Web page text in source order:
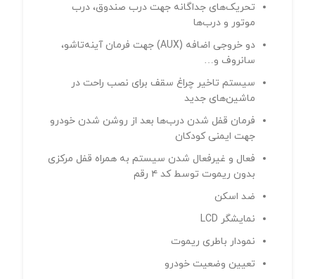
تحریک‌های جداگانه جهت درب صندوق، درب
موتور و درب‌ها
دو خروجی اضافه (AUX) جهت فرمان آینه‌تاشو،
سانروف و…
سیستم تاخیر چراغ سقف برای نصب راحت در
ماشین‌های جدید
فرمان قفل شدن درب‌ها بعد از روشن شدن خودرو
جهت ایمنی کودکان
فعال و غیرفعال شدن سیستم به همراه قفل مرکزی
بدون ریموت توسط کد ۴ رقم
ضد اسکن
نمایشگر LCD
نمودار باطری ریموت
تعیین وضعیت خودرو